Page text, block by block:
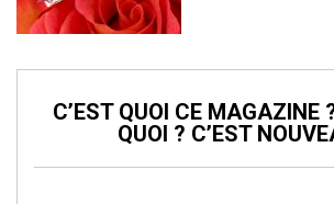
C’EST QUOI CE MAGAZINE
QUOI ? C’EST